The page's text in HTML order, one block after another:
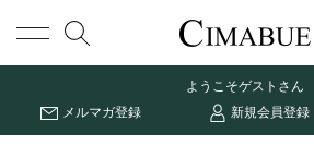
メニュー
ようこそゲストさん
メルマガ登録
新規会員登録